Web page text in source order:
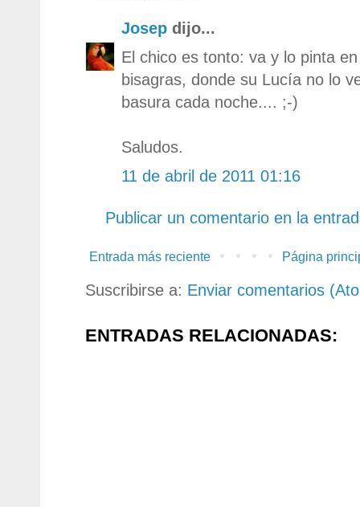
Josep dijo...
El chico es tonto: va y lo pinta
bisagras, donde su Lucía no lo
basura cada noche.... ;-)
Saludos.
11 de abril de 2011 01:16
Publicar un comentario en la
Entrada más reciente Página
Suscribirse a: Enviar comentarios
ENTRADAS RELACIONADAS: